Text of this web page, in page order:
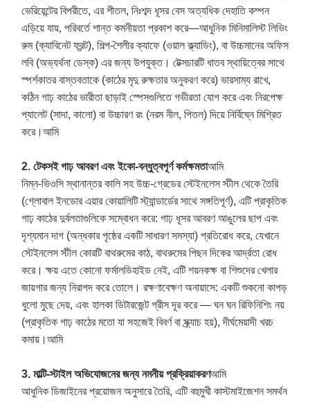
ভেরিয়েন্টের বিপরীতে, এর শীতল, নিঃশব্দ ধূসর বেস অত্যধিক দেহাতি কম্পন
এড়িয়ে যায়, পরিবর্তে শান্ত কমনীয়তা প্রকাশ করে—আধুনিক মিনিমালিস্ট লিভিং
রুম (ক্যাবিনেট ফ্রন্ট), শিল্প-শৈলীর ক্যাফে (ওয়াল ক্ল্যাডিং), বা উচ্চমানের অফিস
লবি (অভ্যর্থনা ডেস্ক) এর জন্য উপযুক্ত। টেক্সচারটি ধাতব স্থায়িত্বের সাথে
স্পর্শকাতর বাস্তবতাকে (কাঠের মৃদু রুক্ষতার অনুকরণ করে) ভারসাম্য রাখে,
কঠিন গাঢ় কাঠের ভারীতা ছাড়াই স্পেসগুলিতে গভীরতা যোগ করে এবং নিরপেক্ষ
প্যালেট (সাদা, কালো) বা উচ্চারণ রং (নরম নীল, পিতল) দিয়ে নির্বিঘ্নে মিশ্রিত
করে। আমি
2. টেকসই গাঢ় আবরণ এবং ইকো-বন্ধুত্বপূর্ণ কর্মক্ষমতাআমি
নিম্ন-ভিওসি স্থানান্তর কালি সহ উচ্চ-গ্রেডের স্টেইনলেস স্টীল থেকে তৈরি
(গ্লোবাল ইনডোর এয়ার কোয়ালিটি স্ট্যান্ডার্ডের সাথে সঙ্গতিপূর্ণ), এটি প্রাকৃতিক
গাঢ় কাঠের দুর্বলতাগুলিকে সম্বোধন করে: গাঢ় ধূসর আবরণ আঙুলের ছাপ এবং
দৃশ্যমান দাগ (অন্ধকার পৃষ্ঠের একটি সাধারণ সমস্যা) প্রতিরোধ করে, যেখানে
স্টেইনলেস স্টীল কোরটি বাথরুমের কাঠ, বাথরুমের পিছন দিকের আর্দ্রতা রোধ
করে। ক্ষয় এতে কোনো ফর্মালডিহাইড নেই, এটি শয়নকক্ষ বা শিশুদের খেলার
জায়গার জন্য নিরাপদ করে তোলে। রক্ষণাবেক্ষণ অনায়াসে: একটি শুকনো কাপড়
ধুলো মুছে দেয়, এবং হালকা ডিটারজেন্ট গ্রীস দূর করে — ঘন ঘন রিফিনিশিং নয়
(প্রাকৃতিক গাঢ় কাঠের মতো যা সহজেই বিবর্ণ বা স্ক্র্যাচ হয়), দীর্ঘমেয়াদী খরচ
কমায়। আমি
3. মাল্টি-স্টাইল অভিযোজনের জন্য নমনীয় প্রক্রিয়াকরণআমি
আধুনিক ডিজাইনের প্রয়োজন অনুসারে তৈরি, এটি বহুমুখী কাস্টমাইজেশন সমর্থন